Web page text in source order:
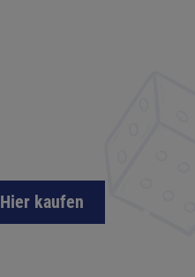
Hier kaufen